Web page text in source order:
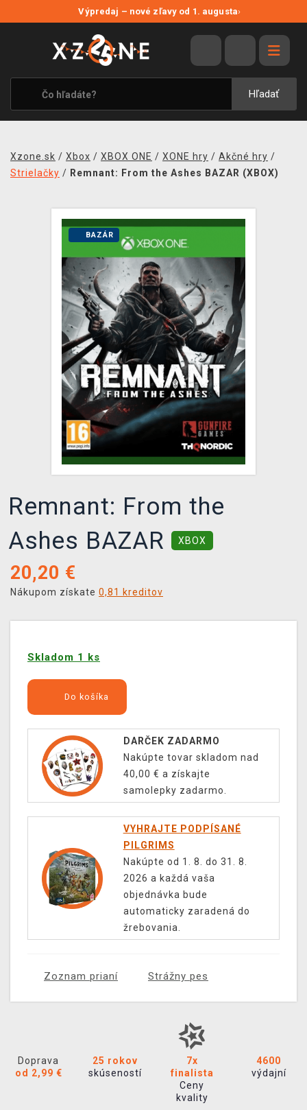
Výpredaj – nové zľavy od 1. augusta›
Hľadať
VÝPREDAJ
VIDEOHRY
XZONE ORIGINALS
TEMATIKY
MERCHANDISE
KONTAKT
DOPRAVA
XZONE KLUB
Xzone.sk / Xbox / XBOX ONE / XONE hry / Akčné hry /
Strielačky / Remnant: From the Ashes BAZAR (XBOX)
BAZÁR
Remnant: From the
Ashes BAZAR
XBOX
20,20 €
Nákupom získate 0,81 kreditov
Skladom 1 ks
Do košíka
DARČEK ZADARMO
Nakúpte tovar skladom nad
40,00 € a získajte
samolepky zadarmo.
VYHRAJTE PODPÍSANÉ
PILGRIMS
Nakúpte od 1. 8. do 31. 8.
2026 a každá vaša
objednávka bude
automaticky zaradená do
žrebovania.
Zoznam prianí Strážny pes
Doprava
od 2,99 €
25 rokov
skúseností
7x
finalista
Ceny
kvality
4600
výdajní